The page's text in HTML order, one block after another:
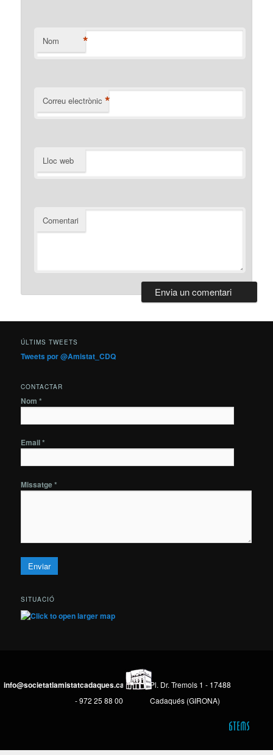
Nom *
Correu electrònic *
Lloc web
Comentari
ÚLTIMS TWEETS
Tweets por @Amistat_CDQ
CONTACTAR
Nom *
Email *
Missatge *
SITUACIÓ
info@societatlamistatcadaques.cat
- 972 25 88 00
Pl. Dr. Tremols 1 - 17488
Cadaqués (GIRONA)